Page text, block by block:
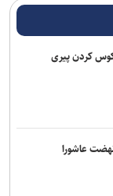
است/ استقلال با
چیست؟/ وعده
ایران در آستانه
کردن پیری
عاشورا